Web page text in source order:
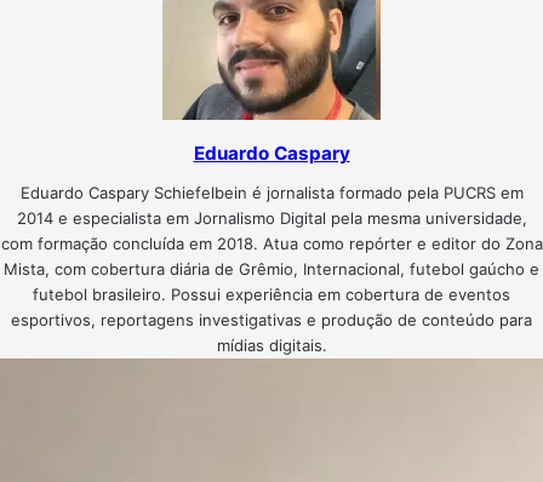
Eduardo Caspary
Eduardo Caspary Schiefelbein é jornalista formado pela PUCRS em
2014 e especialista em Jornalismo Digital pela mesma universidade,
com formação concluída em 2018. Atua como repórter e editor do Zona
Mista, com cobertura diária de Grêmio, Internacional, futebol gaúcho e
futebol brasileiro. Possui experiência em cobertura de eventos
esportivos, reportagens investigativas e produção de conteúdo para
mídias digitais.